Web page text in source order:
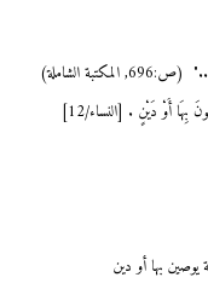
الشاملة)
أَوْ دَيْنٍ . [النساء/12]
بها أو دين